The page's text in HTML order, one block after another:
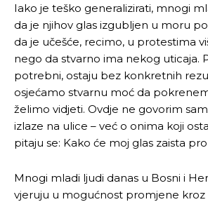
Iako je teško generalizirati, mnogi
da je njihov glas izgubljen u moru
da je učešće, recimo, u protestima
nego da stvarno ima nekog uticaja.
potrebni, ostaju bez konkretnih
osjećamo stvarnu moć da
želimo vidjeti. Ovdje ne govorim
izlaze na ulice – već o onima koji
pitaju se: Kako će moj glas zaista
Mnogi mladi ljudi danas u Bosni i
vjeruju u mogućnost promjene kroz